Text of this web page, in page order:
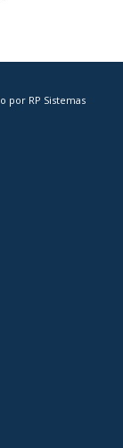
por RP Sistemas